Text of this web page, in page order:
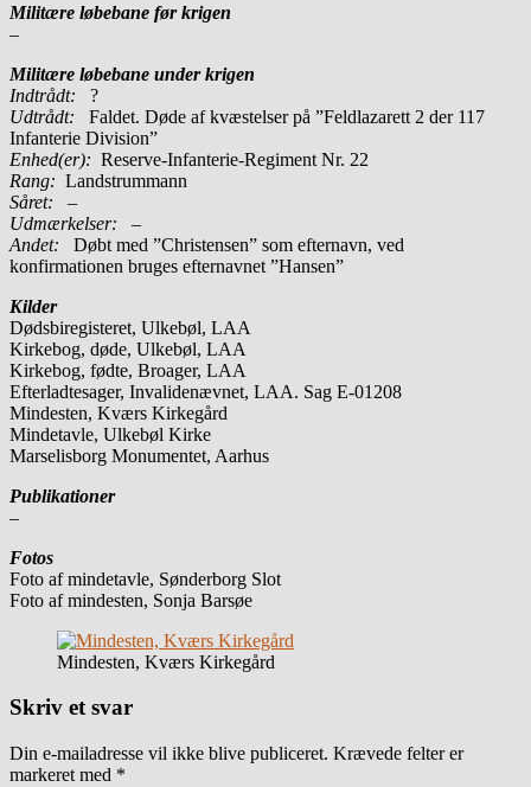
Militære løbebane før krigen
–
Militære løbebane under krigen
Indtrådt: ?
Udtrådt: Faldet. Døde af kvæstelser på ”Feldlazarett 2 der 117
Infanterie Division”
Enhed(er): Reserve-Infanterie-Regiment Nr. 22
Rang: Landstrummann
Såret: –
Udmærkelser: –
Andet: Døbt med ”Christensen” som efternavn, ved
konfirmationen bruges efternavnet ”Hansen”
Kilder
Dødsbiregisteret, Ulkebøl, LAA
Kirkebog, døde, Ulkebøl, LAA
Kirkebog, fødte, Broager, LAA
Efterladtesager, Invalidenævnet, LAA. Sag E-01208
Mindesten, Kværs Kirkegård
Mindetavle, Ulkebøl Kirke
Marselisborg Monumentet, Aarhus
Publikationer
–
Fotos
Foto af mindetavle, Sønderborg Slot
Foto af mindesten, Sonja Barsøe
Mindesten, Kværs Kirkegård
Skriv et svar
Din e-mailadresse vil ikke blive publiceret. Krævede felter er
markeret med *